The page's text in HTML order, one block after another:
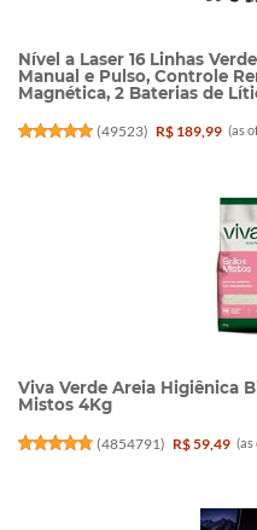
Nível a Laser 16 Linhas
Manual e Pulso, Controle
Magnética, 2 Baterias de
(49523) R$ 189,99 (as
Viva Verde Areia Higiênica
Mistos 4Kg
(4854791) R$ 59,49 (as